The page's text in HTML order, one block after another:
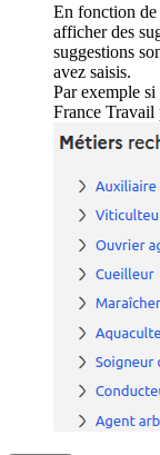
En fonction de
afficher des
suggestions
avez saisis.
Par exemple
France Travail